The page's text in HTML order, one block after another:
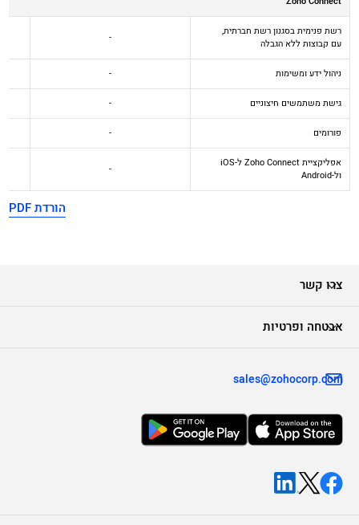
Mail Lite
רשת פנימית בסגנון רשת חברתית,
עם קבוצות ללא הגבלה
-
ניהול ידע ומשימות -
גישת משתמשים חיצוניים -
פורומים -
אפליקציית Zoho Connect ל-iOS
ול-Android
-
הורדת PDF
צרו קשר
אבטחה ופרטיות
sales@zohocorp.com